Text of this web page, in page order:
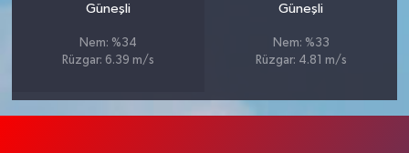
Güneşli
Nem: %34
Rüzgar: 6.39 m/s
Güneşli
Nem: %33
Rüzgar: 4.81 m/s